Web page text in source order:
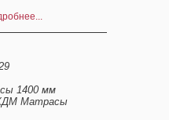
1400 мм
Матрасы